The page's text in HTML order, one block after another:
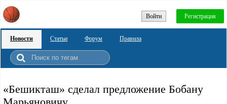
Войти Регистрация
Новости Статьи Форум Правила
«Бешикташ» сделал предложение Бобану